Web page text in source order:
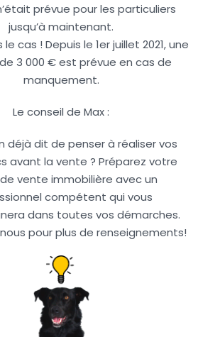
prévue pour les particuliers
jusqu’à maintenant.
le cas ! Depuis le 1er juillet 2021, une
3 000 € est prévue en cas de
manquement.
Le conseil de Max :
déjà dit de penser à réaliser vos
avant la vente ? Préparez votre
vente immobilière avec un
compétent qui vous
dans toutes vos démarches.
pour plus de renseignements!